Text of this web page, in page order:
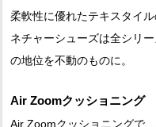
柔軟性に優れたテキスタイ
ネチャーシューズは全シリ
の地位を不動のものに。
Air Zoomクッショニング
Air Zoomクッショニングで